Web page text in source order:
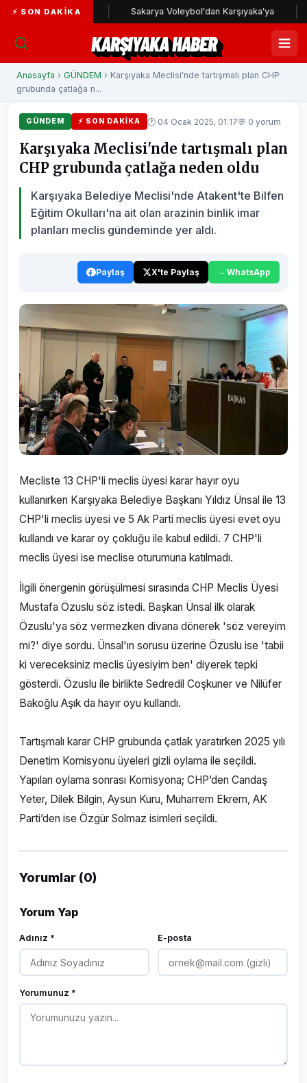
⚡ SON DAKIKA
yolunda Sakarya Voleybol'dan Karşıyaka'ya
KARŞIYAKA HABER
Anasayfa › GÜNDEM › Karşıyaka Meclisi'nde tartışmalı plan CHP
grubunda çatlağa n...
GÜNDEM ⚡ SON DAKIKA 🕐 04 Ocak 2025, 01:17💬 0 yorum
Karşıyaka Meclisi'nde tartışmalı plan
CHP grubunda çatlağa neden oldu
Karşıyaka Belediye Meclisi'nde Atakent'te Bilfen
Eğitim Okulları'na ait olan arazinin binlik imar
planları meclis gündeminde yer aldı.
Paylaş X'te Paylaş WhatsApp
Mecliste 13 CHP'li meclis üyesi karar hayır oyu
kullanırken Karşıyaka Belediye Başkanı Yıldız Ünsal ile 13
CHP'li meclis üyesi ve 5 Ak Parti meclis üyesi evet oyu
kullandı ve karar oy çokluğu ile kabul edildi. 7 CHP'li
meclis üyesi ise meclise oturumuna katılmadı.
İlgili önergenin görüşülmesi sırasında CHP Meclis Üyesi
Mustafa Özuslu söz istedi. Başkan Ünsal ilk olarak
Özuslu'ya söz vermezken divana dönerek 'söz vereyim
mi?' diye sordu. Ünsal'ın sorusu üzerine Özuslu ise 'tabii
ki vereceksiniz meclis üyesiyim ben' diyerek tepki
gösterdi. Özuslu ile birlikte Sedredil Coşkuner ve Nilüfer
Bakoğlu Aşık da hayır oyu kullandı.
Tartışmalı karar CHP grubunda çatlak yaratırken 2025 yılı
Denetim Komisyonu üyeleri gizli oylama ile seçildi.
Yapılan oylama sonrası Komisyona; CHP’den Candaş
Yeter, Dilek Bilgin, Aysun Kuru, Muharrem Ekrem, AK
Parti’den ise Özgür Solmaz isimleri seçildi.
Yorumlar (0)
Yorum Yap
Adınız * E-posta
Yorumunuz *